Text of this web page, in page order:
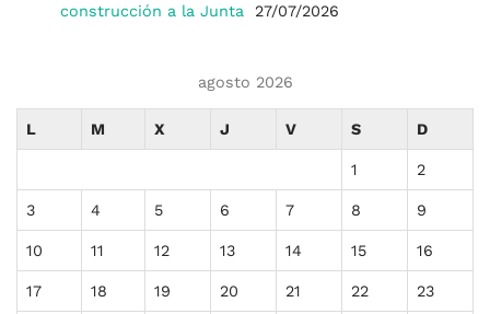
construcción a la Junta
27/07/2026
agosto 2026
L M X J V S D
1 2
3 4 5 6 7 8 9
10 11 12 13 14 15 16
17 18 19 20 21 22 23